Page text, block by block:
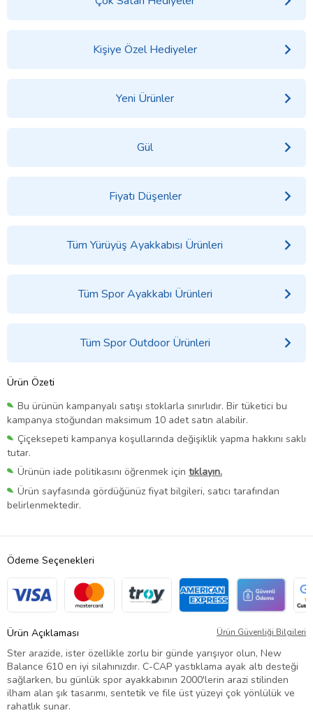
Kişiye Özel Hediyeler
Yeni Ürünler
Gül
Fiyatı Düşenler
Tüm Yürüyüş Ayakkabısı Ürünleri
Tüm Spor Ayakkabı Ürünleri
Tüm Spor Outdoor Ürünleri
Ürün Özeti
Bu ürünün kampanyalı satışı stoklarla sınırlıdır. Bir tüketici bu
kampanya stoğundan maksimum 10 adet satın alabilir.
Çiçeksepeti kampanya koşullarında değişiklik yapma hakkını saklı
tutar.
Ürünün iade politikasını öğrenmek için tıklayın.
Ürün sayfasında gördüğünüz fiyat bilgileri, satıcı tarafından
belirlenmektedir.
Ödeme Seçenekleri
Ürün Açıklaması Ürün Güvenliği Bilgileri
Ster arazide, ister özellikle zorlu bir günde yarışıyor olun, New
Balance 610 en iyi silahınızdır. C-CAP yastıklama ayak altı desteği
sağlarken, bu günlük spor ayakkabının 2000'lerin arazi stilinden
ilham alan şık tasarımı, sentetik ve file üst yüzeyi çok yönlülük ve
rahatlık sunar.